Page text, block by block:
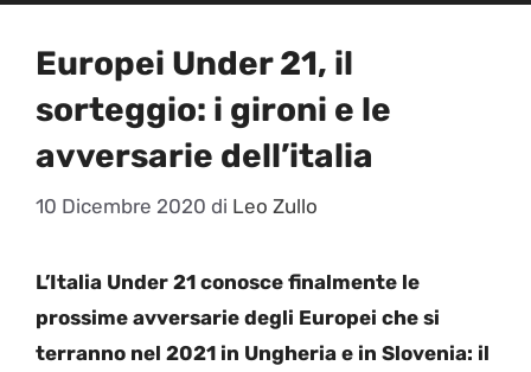
Europei Under 21, il
sorteggio: i gironi e le
avversarie dell’italia
10 Dicembre 2020 di Leo Zullo
L’Italia Under 21 conosce finalmente le
prossime avversarie degli Europei che si
terranno nel 2021 in Ungheria e in Slovenia: il